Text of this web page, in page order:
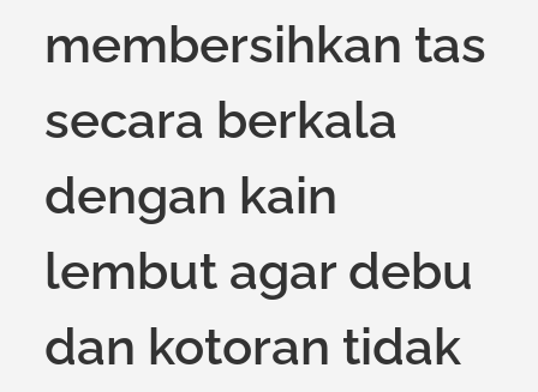
membersihkan tas
secara berkala
dengan kain
lembut agar debu
dan kotoran tidak